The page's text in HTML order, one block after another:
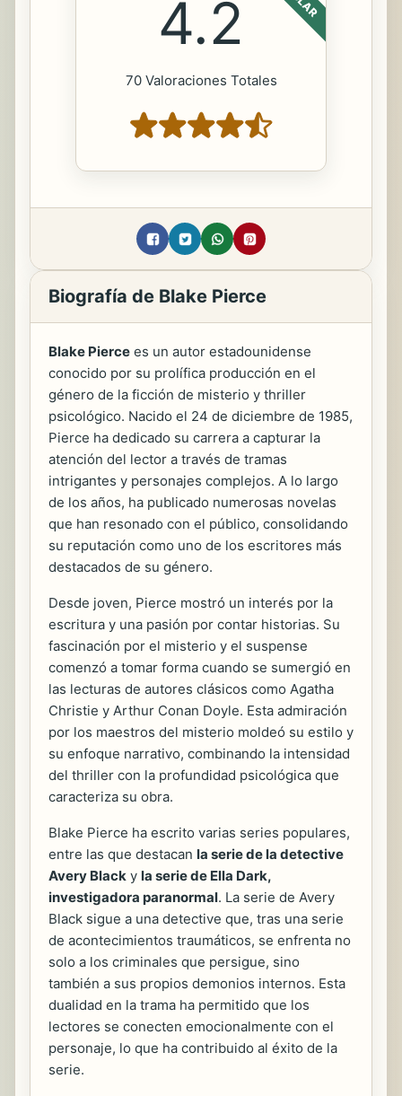
4.2
70 Valoraciones Totales
Biografía de Blake Pierce
Blake Pierce es un autor estadounidense
conocido por su prolífica producción en el
género de la ficción de misterio y thriller
psicológico. Nacido el 24 de diciembre de 1985,
Pierce ha dedicado su carrera a capturar la
atención del lector a través de tramas
intrigantes y personajes complejos. A lo largo
de los años, ha publicado numerosas novelas
que han resonado con el público, consolidando
su reputación como uno de los escritores más
destacados de su género.
Desde joven, Pierce mostró un interés por la
escritura y una pasión por contar historias. Su
fascinación por el misterio y el suspense
comenzó a tomar forma cuando se sumergió en
las lecturas de autores clásicos como Agatha
Christie y Arthur Conan Doyle. Esta admiración
por los maestros del misterio moldeó su estilo y
su enfoque narrativo, combinando la intensidad
del thriller con la profundidad psicológica que
caracteriza su obra.
Blake Pierce ha escrito varias series populares,
entre las que destacan la serie de la detective
Avery Black y la serie de Ella Dark,
investigadora paranormal. La serie de Avery
Black sigue a una detective que, tras una serie
de acontecimientos traumáticos, se enfrenta no
solo a los criminales que persigue, sino
también a sus propios demonios internos. Esta
dualidad en la trama ha permitido que los
lectores se conecten emocionalmente con el
personaje, lo que ha contribuido al éxito de la
serie.